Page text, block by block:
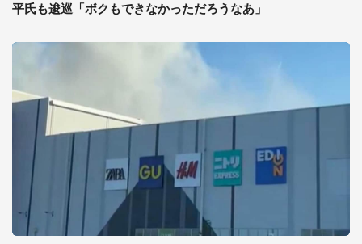
平氏も逡巡「ボクもできなかっただろうなあ」